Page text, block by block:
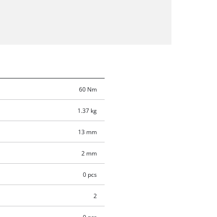
60 Nm
1.37 kg
13 mm
2 mm
0 pcs
2